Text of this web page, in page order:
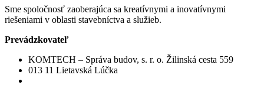
Sme spoločnosť zaoberajúca sa kreatívnymi a inovatívnymi
riešeniami v oblasti stavebníctva a služieb.
Prevádzkovateľ
KOMTECH – Správa budov, s. r. o. Žilinská cesta 559
013 11 Lietavská Lúčka